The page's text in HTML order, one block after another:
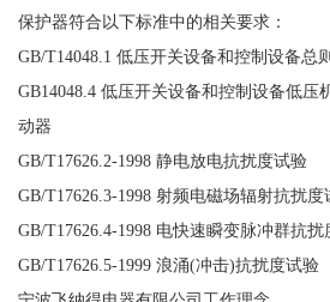
保护器符合以下标准中的相关要求：
GB/T14048.1 低压开关设备和控制设备总
GB14048.4 低压开关设备和控制设备低压
动器
GB/T17626.2-1998 静电放电抗扰度试验
GB/T17626.3-1998 射频电磁场辐射抗扰度
GB/T17626.4-1998 电快速瞬变脉冲群抗扰
GB/T17626.5-1999 浪涌(冲击)抗扰度试验